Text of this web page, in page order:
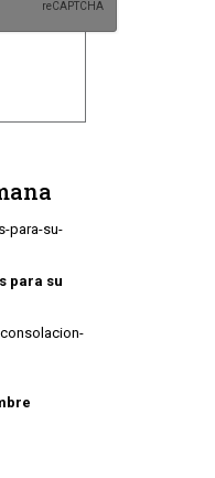
para su